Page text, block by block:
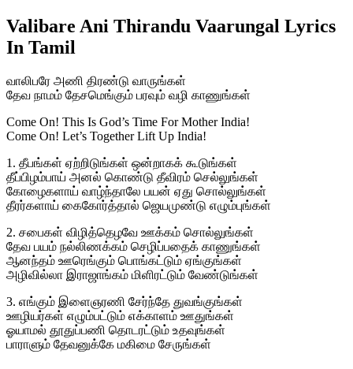
Valibare Ani Thirandu Vaarungal Lyrics
In Tamil
வாலிபரே அணி திரண்டு வாருங்கள்
தேவ நாமம் தேசமெங்கும் பரவும் வழி காணுங்கள்
Come On! This Is God’s Time For Mother India!
Come On! Let’s Together Lift Up India!
1. தீபங்கள் ஏற்றிடுங்கள் ஒன்றாகக் கூடுங்கள்
தீப்பிழம்பாய் அனல் கொண்டு தீவிரம் செல்லுங்கள்
கோழைகளாய் வாழ்ந்தாலே பயன் ஏது சொல்லுங்கள்
தீரர்களாய் கைகோர்த்தால் ஜெயமுண்டு எழும்புங்கள்
2. சபைகள் விழித்தெழவே ஊக்கம் சொல்லுங்கள்
தேவ பயம் நல்லிணக்கம் செழிப்பதைக் காணுங்கள்
ஆனந்தம் ஊரெங்கும் பொங்கட்டும் ஏங்குங்கள்
அழிவில்லா இராஜாங்கம் மிளிரட்டும் வேண்டுங்கள்
3. எங்கும் இளைஞரணி சேர்ந்தே துவங்குங்கள்
ஊழியர்கள் எழும்பட்டும் எக்காளம் ஊதுங்கள்
ஓயாமல் தூதுப்பணி தொடரட்டும் உதவுங்கள்
பாராளும் தேவனுக்கே மகிமை சேருங்கள்